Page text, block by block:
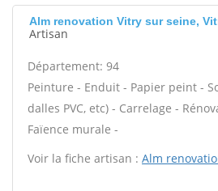
Alm renovation Vitry sur seine,
Artisan
Département: 94
Peinture - Enduit - Papier peint -
dalles PVC, etc) - Carrelage -
Faïence murale -
Voir la fiche artisan : Alm